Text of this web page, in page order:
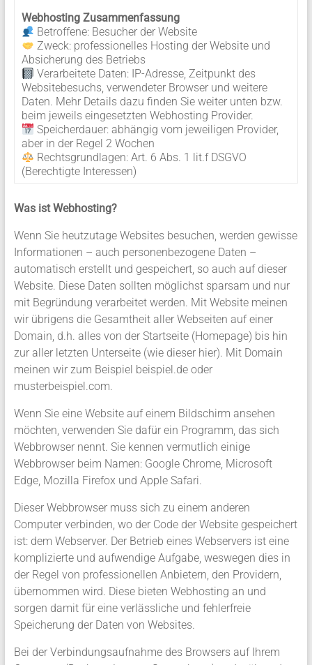
Webhosting Zusammenfassung
Betroffene: Besucher der Website
Zweck: professionelles Hosting der Website und
Absicherung des Betriebs
Verarbeitete Daten: IP-Adresse, Zeitpunkt des
Websitebesuchs, verwendeter Browser und weitere
Daten. Mehr Details dazu finden Sie weiter unten bzw.
beim jeweils eingesetzten Webhosting Provider.
Speicherdauer: abhängig vom jeweiligen Provider,
aber in der Regel 2 Wochen
Rechtsgrundlagen: Art. 6 Abs. 1 lit.f DSGVO
(Berechtigte Interessen)
Was ist Webhosting?
Wenn Sie heutzutage Websites besuchen, werden gewisse
Informationen – auch personenbezogene Daten –
automatisch erstellt und gespeichert, so auch auf dieser
Website. Diese Daten sollten möglichst sparsam und nur
mit Begründung verarbeitet werden. Mit Website meinen
wir übrigens die Gesamtheit aller Webseiten auf einer
Domain, d.h. alles von der Startseite (Homepage) bis hin
zur aller letzten Unterseite (wie dieser hier). Mit Domain
meinen wir zum Beispiel beispiel.de oder
musterbeispiel.com.
Wenn Sie eine Website auf einem Bildschirm ansehen
möchten, verwenden Sie dafür ein Programm, das sich
Webbrowser nennt. Sie kennen vermutlich einige
Webbrowser beim Namen: Google Chrome, Microsoft
Edge, Mozilla Firefox und Apple Safari.
Dieser Webbrowser muss sich zu einem anderen
Computer verbinden, wo der Code der Website gespeichert
ist: dem Webserver. Der Betrieb eines Webservers ist eine
komplizierte und aufwendige Aufgabe, weswegen dies in
der Regel von professionellen Anbietern, den Providern,
übernommen wird. Diese bieten Webhosting an und
sorgen damit für eine verlässliche und fehlerfreie
Speicherung der Daten von Websites.
Bei der Verbindungsaufnahme des Browsers auf Ihrem